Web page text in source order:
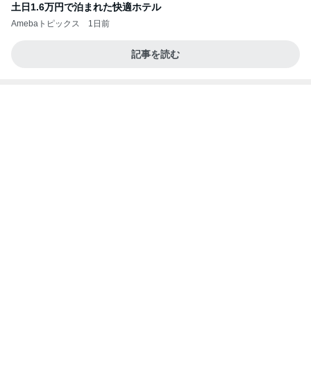
土日1.6万円で泊まれた快適ホテル
Amebaトピックス 1日前
記事を読む